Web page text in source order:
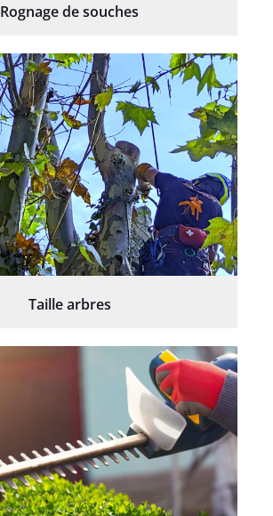
Rognage de souches
Taille arbres